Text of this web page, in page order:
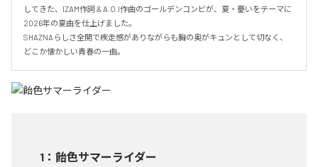
してきた、IZAM作詞 & A.O.I作曲のゴールデンコンビが、夏・憂いをテーマに
2026年の夏曲を仕上げました。
SHAZNAらしさ全開で疾走感がありながらも胸の奥がキュンとして切なく、
どこか懐かしい青春の一曲。
1 ： 飴色サマーライダー